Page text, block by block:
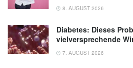
8. AUGUST 2026
Diabetes: Dieses
vielversprechende
7. AUGUST 2026